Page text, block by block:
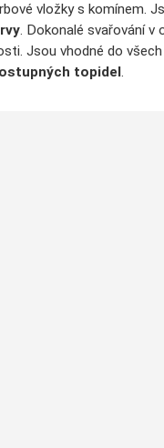
vložky s komínem.
. Dokonalé svařování v
Jsou vhodné do
topidel.